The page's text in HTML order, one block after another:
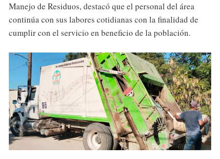
Manejo de Residuos, destacó que el personal del área
continúa con sus labores cotidianas con la finalidad de
cumplir con el servicio en beneficio de la población.